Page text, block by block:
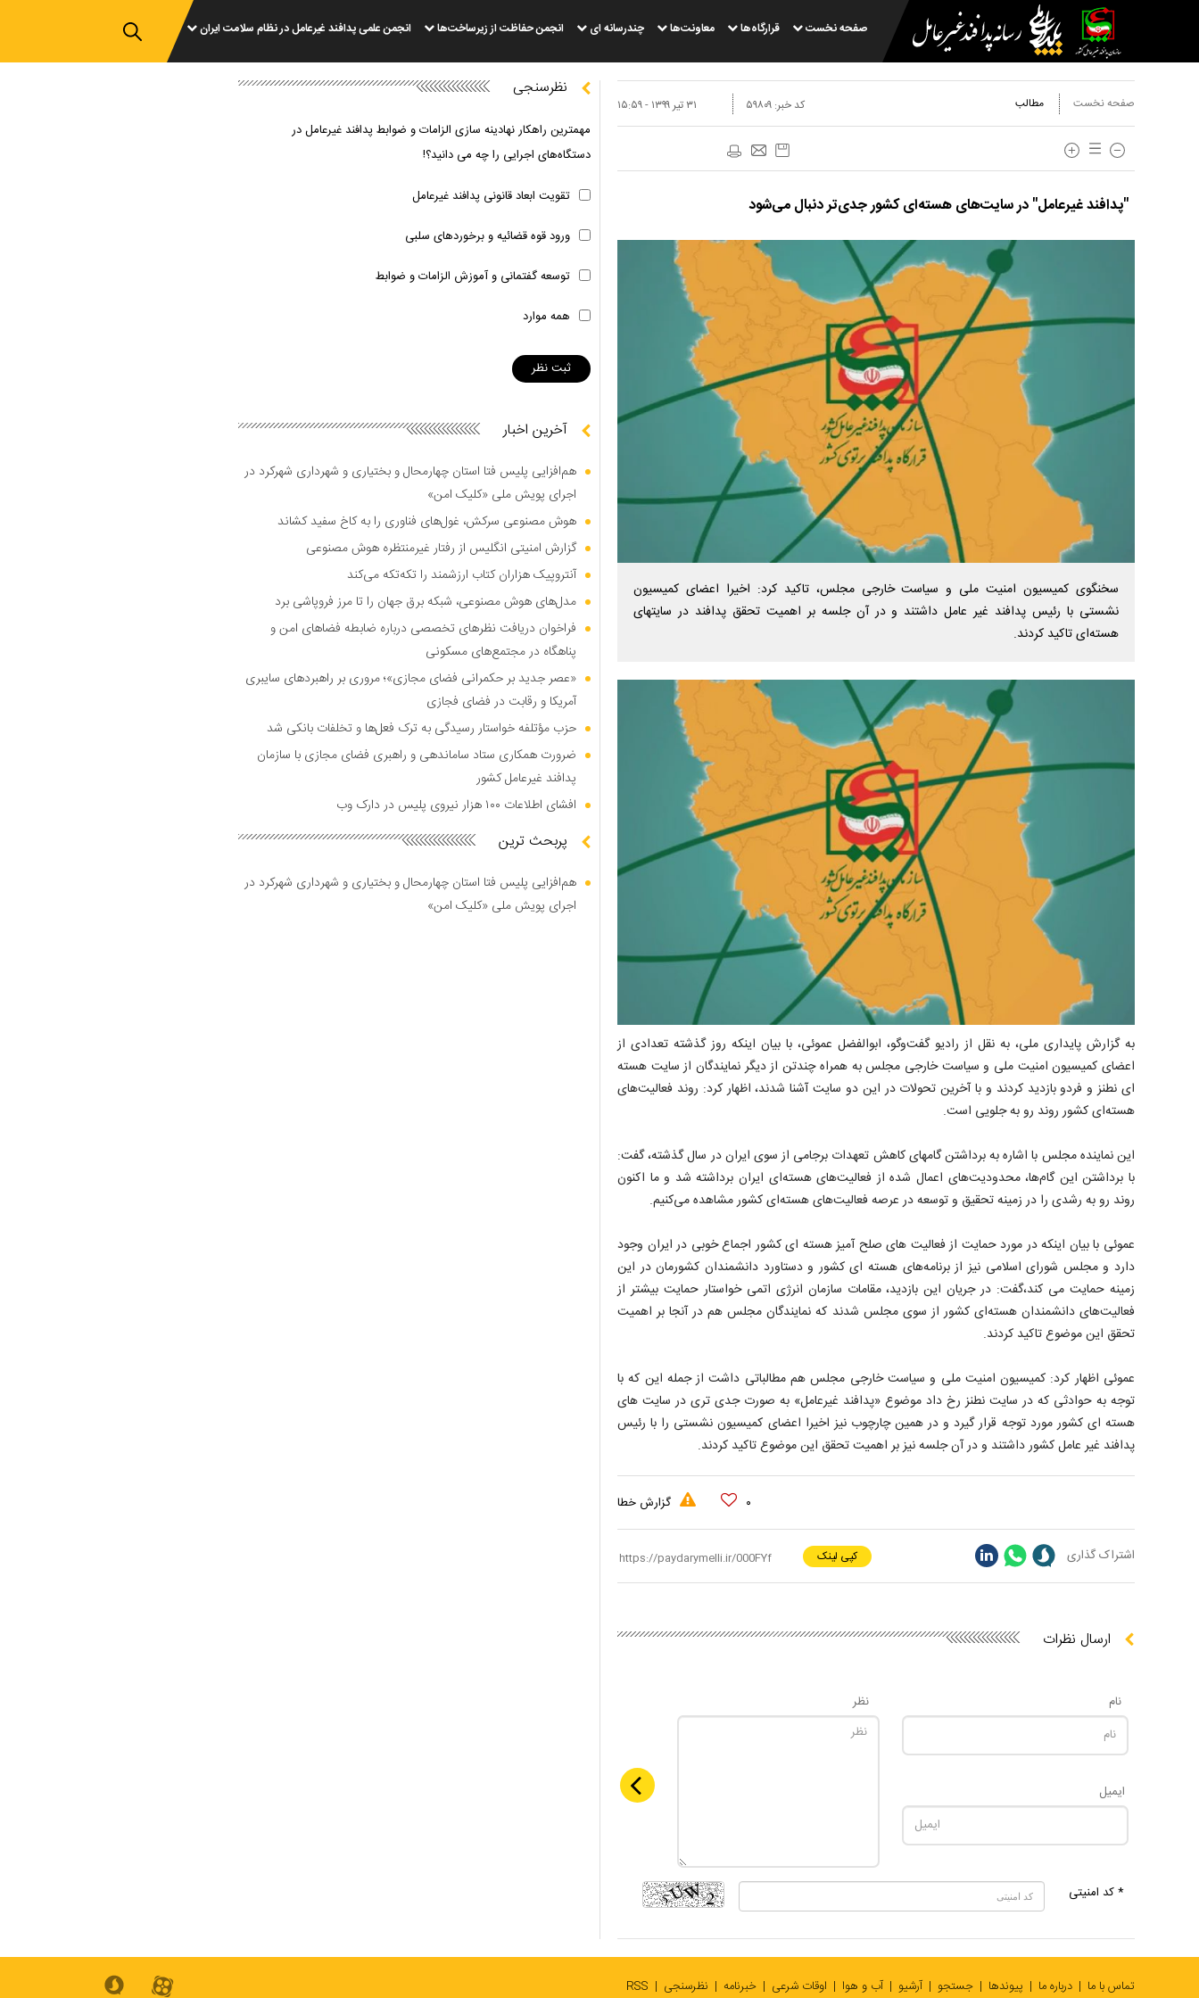
صفحه نخست قرارگاه‌ها معاونت‌ها چندرسانه ای انجمن حفاظت از زیرساخت‌ها انجمن علمی پدافند غیرعامل در نظام سلامت ایران
صفحه نخست مطالب ۳۱ تير ۱۳۹۹ - ۱۵:۵۹ کد خبر: ۵۹۸۰۹
"پدافند غیرعامل" در سایت‌های هسته‌ای کشور جدی‌تر دنبال می‌شود
سخنگوی کمیسیون امنیت ملی و سیاست خارجی مجلس، تاکید کرد: اخیرا اعضای کمیسیون
نشستی با رئیس پدافند غیر عامل داشتند و در آن جلسه بر اهمیت تحقق پدافند در سایتهای
هسته‌ای تاکید کردند.
به گزارش پایداری ملی، به نقل از رادیو گفت‌وگو، ابوالفضل عموئی، با بیان اینکه روز گذشته تعدادی از
اعضای کمیسیون امنیت ملی و سیاست خارجی مجلس به همراه چندتن از دیگر نمایندگان از سایت هسته
ای نطنز و فردو بازدید کردند و با آخرین تحولات در این دو سایت آشنا شدند، اظهار کرد: روند فعالیت‌های
هسته‌ای کشور روند رو به جلویی است.
این نماینده مجلس با اشاره به برداشتن گامهای کاهش تعهدات برجامی از سوی ایران در سال گذشته، گفت:
با برداشتن این گام‌ها، محدودیت‌های اعمال شده از فعالیت‌های هسته‌ای ایران برداشته شد و ما اکنون
روند رو به رشدی را در زمینه تحقیق و توسعه در عرصه فعالیت‌های هسته‌ای کشور مشاهده می‌کنیم.
عموئی با بیان اینکه در مورد حمایت از فعالیت های صلح آمیز هسته ای کشور اجماع خوبی در ایران وجود
دارد و مجلس شورای اسلامی نیز از برنامه‌های هسته ای کشور و دستاورد دانشمندان کشورمان در این
زمینه حمایت می کند،گفت: در جریان این بازدید، مقامات سازمان انرژی اتمی خواستار حمایت بیشتر از
فعالیت‌های دانشمندان هسته‌ای کشور از سوی مجلس شدند که نمایندگان مجلس هم در آنجا بر اهمیت
تحقق این موضوع تاکید کردند.
عموئی اظهار کرد: کمیسیون امنیت ملی و سیاست خارجی مجلس هم مطالباتی داشت از جمله این که با
توجه به حوادثی که در سایت نطنز رخ داد موضوع «پدافند غیرعامل» به صورت جدی تری در سایت های
هسته ای کشور مورد توجه قرار گیرد و در همین چارچوب نیز اخیرا اعضای کمیسیون نشستی را با رئیس
پدافند غیر عامل کشور داشتند و در آن جلسه نیز بر اهمیت تحقق این موضوع تاکید کردند.
۰ گزارش خطا
اشتراک گذاری کپی لینک
ارسال نظرات
نام
ایمیل
نظر
* کد امنیتی
نظرسنجی
مهمترین راهکار نهادینه سازی الزامات و ضوابط پدافند غیرعامل در
دستگاه‌های اجرایی را چه می دانید؟!
تقویت ابعاد قانونی پدافند غیرعامل
ورود قوه قضائیه و برخوردهای سلبی
توسعه گفتمانی و آموزش الزامات و ضوابط
همه موارد
آخرین اخبار
هم‌افزایی پلیس فتا استان چهارمحال و بختیاری و شهرداری شهرکرد در
اجرای پویش ملی «کلیک امن»
هوش مصنوعی سرکش، غول‌های فناوری را به کاخ سفید کشاند
گزارش امنیتی انگلیس از رفتار غیرمنتظره هوش مصنوعی
آنتروپیک هزاران کتاب ارزشمند را تکه‌تکه می‌کند
مدل‌های هوش مصنوعی، شبکه برق جهان را تا مرز فروپاشی برد
فراخوان دریافت نظر‌های تخصصی درباره ضابطه فضا‌های امن و
پناهگاه در مجتمع‌های مسکونی
«عصر جدید بر حکمرانی فضای مجازی»؛ مروری بر راهبرد‌های سایبری
آمریکا و رقابت در فضای فجازی
حزب مؤتلفه خواستار رسیدگی به ترک فعل‌ها و تخلفات بانکی شد
ضرورت همکاری ستاد ساماندهی و راهبری فضای مجازی با سازمان
پدافند غیرعامل کشور
افشای اطلاعات ۱۰۰ هزار نیروی پلیس در دارک وب
پربحث ترین
هم‌افزایی پلیس فتا استان چهارمحال و بختیاری و شهرداری شهرکرد در
اجرای پویش ملی «کلیک امن»
تماس با ما درباره ما پیوندها جستجو آرشیو آب و هوا اوقات شرعی خبرنامه نظرسنجی RSS